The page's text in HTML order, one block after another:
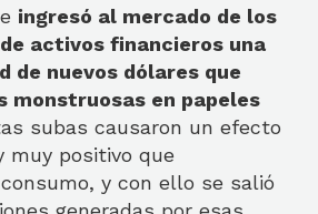
ingresó al mercado de los
activos financieros una
de nuevos dólares que
monstruosas en papeles
subas causaron un efecto
muy positivo que
y con ello se salió